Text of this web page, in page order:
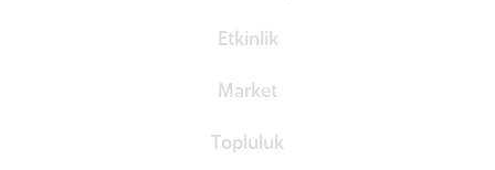
Etkinlik
Market
Topluluk